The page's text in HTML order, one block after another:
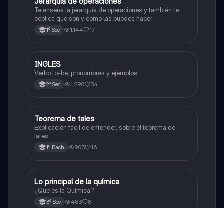
Te enseña la jerarquía de operaciones y también te
ecplica que son y como las puedes hacer
1º Sec 1,144 17
Inglés
INGLES
Verbo to-be, pronombres y ejemplos
2º Sec 1,290 34
Matemáticas
Teorema de tales
Explicación fácil de entender, sobre el teorema de
lates
1º Bach 903 16
Química
Lo principal de la química
¿Que es la Química?
3º Sec 483 8